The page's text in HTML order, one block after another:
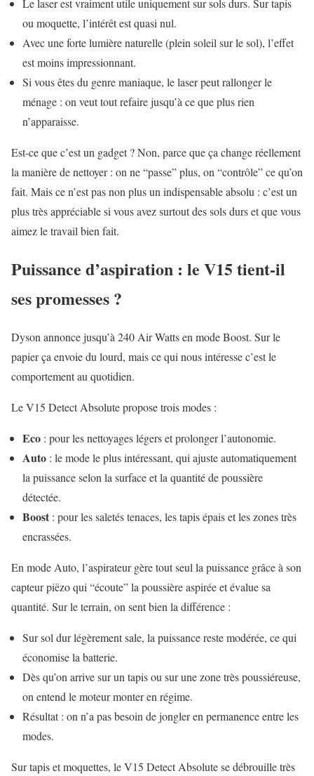
ou moquette, l’intérêt est quasi nul.
Avec une forte lumière naturelle (plein soleil sur le sol), l’effet
est moins impressionnant.
Si vous êtes du genre maniaque, le laser peut rallonger le
ménage : on veut tout refaire jusqu’à ce que plus rien
n’apparaisse.
Est-ce que c’est un gadget ? Non, parce que ça change réellement
la manière de nettoyer : on ne “passe” plus, on “contrôle” ce qu’on
fait. Mais ce n’est pas non plus un indispensable absolu : c’est un
plus très appréciable si vous avez surtout des sols durs et que vous
aimez le travail bien fait.
Puissance d’aspiration : le V15 tient-il
ses promesses ?
Dyson annonce jusqu’à 240 Air Watts en mode Boost. Sur le
papier ça envoie du lourd, mais ce qui nous intéresse c’est le
comportement au quotidien.
Le V15 Detect Absolute propose trois modes :
Eco : pour les nettoyages légers et prolonger l’autonomie.
Auto : le mode le plus intéressant, qui ajuste automatiquement
la puissance selon la surface et la quantité de poussière
détectée.
Boost : pour les saletés tenaces, les tapis épais et les zones très
encrassées.
En mode Auto, l’aspirateur gère tout seul la puissance grâce à son
capteur piëzo qui “écoute” la poussière aspirée et évalue sa
quantité. Sur le terrain, on sent bien la différence :
Sur sol dur légèrement sale, la puissance reste modérée, ce qui
économise la batterie.
Dès qu’on arrive sur un tapis ou sur une zone très poussiéreuse,
on entend le moteur monter en régime.
Résultat : on n’a pas besoin de jongler en permanence entre les
modes.
Sur tapis et moquettes, le V15 Detect Absolute se débrouille très